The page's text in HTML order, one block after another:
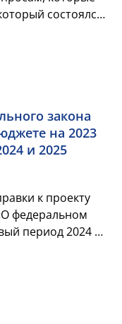
состоялся
закона
на 2023
и 2025
к проекту
федеральном
период 2024 и